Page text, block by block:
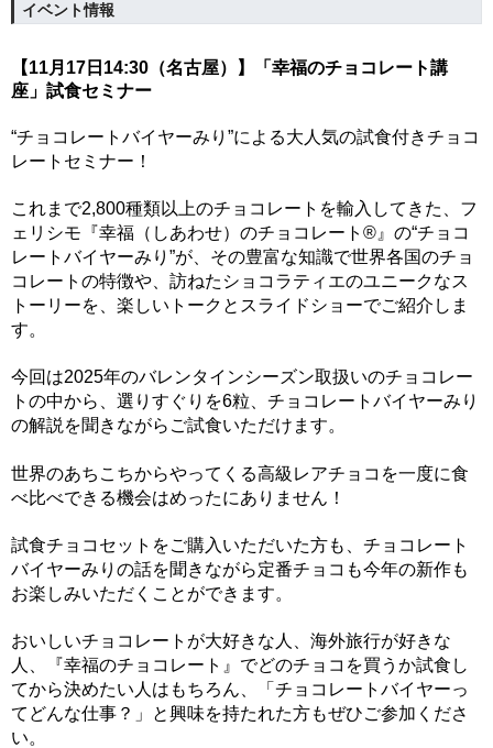
イベント情報
【11月17日14:30（名古屋）】「幸福のチョコレート講
座」試食セミナー
“チョコレートバイヤーみり”による大人気の試食付きチョコ
レートセミナー！
これまで2,800種類以上のチョコレートを輸入してきた、フ
ェリシモ『幸福（しあわせ）のチョコレート®』の“チョコ
レートバイヤーみり”が、その豊富な知識で世界各国のチョ
コレートの特徴や、訪ねたショコラティエのユニークなス
トーリーを、楽しいトークとスライドショーでご紹介しま
す。
今回は2025年のバレンタインシーズン取扱いのチョコレー
トの中から、選りすぐりを6粒、チョコレートバイヤーみり
の解説を聞きながらご試食いただけます。
世界のあちこちからやってくる高級レアチョコを一度に食
べ比べできる機会はめったにありません！
試食チョコセットをご購入いただいた方も、チョコレート
バイヤーみりの話を聞きながら定番チョコも今年の新作も
お楽しみいただくことができます。
おいしいチョコレートが大好きな人、海外旅行が好きな
人、『幸福のチョコレート』でどのチョコを買うか試食し
てから決めたい人はもちろん、「チョコレートバイヤーっ
てどんな仕事？」と興味を持たれた方もぜひご参加くださ
い。